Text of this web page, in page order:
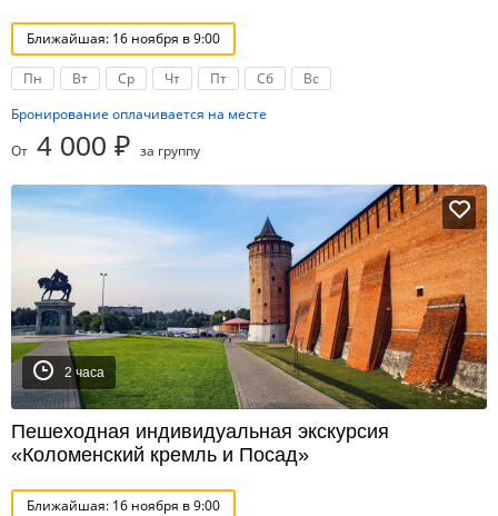
Ближайшая: 16 ноября в 9:00
Пн Вт Ср Чт Пт Сб
Вс
Бронирование оплачивается на месте
От 4 000 ₽ за группу
2 часа
Пешеходная индивидуальная экскурсия
«Коломенский кремль и Посад»
Ближайшая: 16 ноября в 9:00